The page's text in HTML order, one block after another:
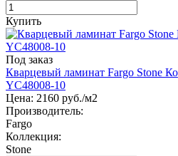
Купить
Под заказ
Кварцевый ламинат Fargo Stone
YC48008-10
Цена: 2160 руб./м2
Производитель:
Fargo
Коллекция:
Stone